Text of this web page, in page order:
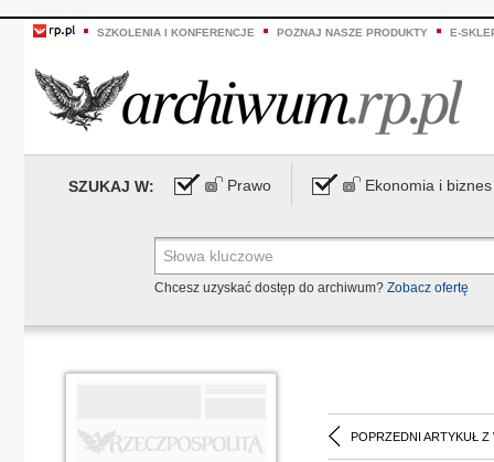
SZKOLENIA I KONFERENCJE POZNAJ NASZE PRODUKTY E-
SZUKAJ W: Prawo Ekonomia i biznes
Chcesz uzyskać dostęp do archiwum? Zobacz ofertę
POPRZEDNI ARTYKUŁ Z